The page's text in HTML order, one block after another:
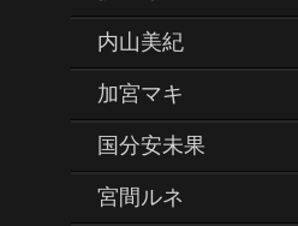
内山美紀
加宮マキ
国分安未果
宮間ルネ